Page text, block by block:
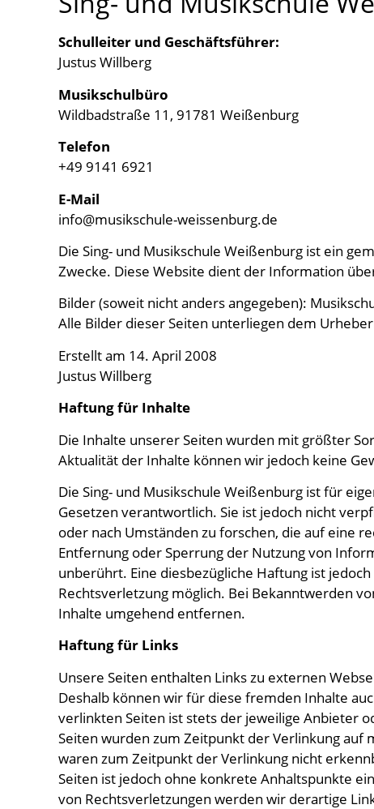
Schulleiter und Geschäftsführer:
Justus Willberg
Musikschulbüro
Wildbadstraße 11, 91781 Weißenburg
Telefon
+49 9141 6921
E-Mail
info@musikschule-weissenburg.de
Die Sing- und Musikschule Weißenburg ist ein
Zwecke. Diese Website dient der Information
Bilder (soweit nicht anders angegeben):
Alle Bilder dieser Seiten unterliegen dem
Erstellt am 14. April 2008
Justus Willberg
Haftung für Inhalte
Die Inhalte unserer Seiten wurden mit größter
Aktualität der Inhalte können wir jedoch keine
Die Sing- und Musikschule Weißenburg ist für
Gesetzen verantwortlich. Sie ist jedoch nicht
oder nach Umständen zu forschen, die auf eine
Entfernung oder Sperrung der Nutzung von
unberührt. Eine diesbezügliche Haftung ist
Rechtsverletzung möglich. Bei Bekanntwerden
Inhalte umgehend entfernen.
Haftung für Links
Unsere Seiten enthalten Links zu externen
Deshalb können wir für diese fremden Inhalte
verlinkten Seiten ist stets der jeweilige Anbieter
Seiten wurden zum Zeitpunkt der Verlinkung
waren zum Zeitpunkt der Verlinkung nicht
Seiten ist jedoch ohne konkrete Anhaltspunkte
von Rechtsverletzungen werden wir derartige